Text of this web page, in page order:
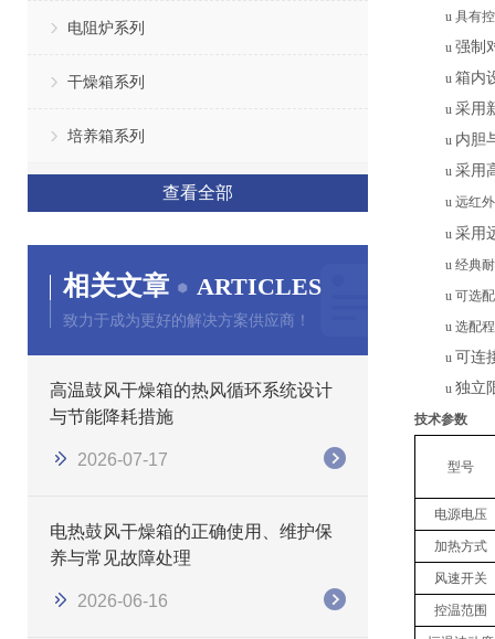
电阻炉系列
干燥箱系列
培养箱系列
查看全部
相关文章 ARTICLES
致力于成为更好的解决方案供应商！
高温鼓风干燥箱的热风循环系统设计
与节能降耗措施
2026-07-17
电热鼓风干燥箱的正确使用、维护保
养与常见故障处理
2026-06-16
u 具有
u 强制
u 箱内
u 采用
u 内胆
u 采用
u 远红
u 采用
u 经典
u 可选配
u 选配
u 可连
u 独立
技术参数
型号
电源电压
加热方式
风速开关
控温范围